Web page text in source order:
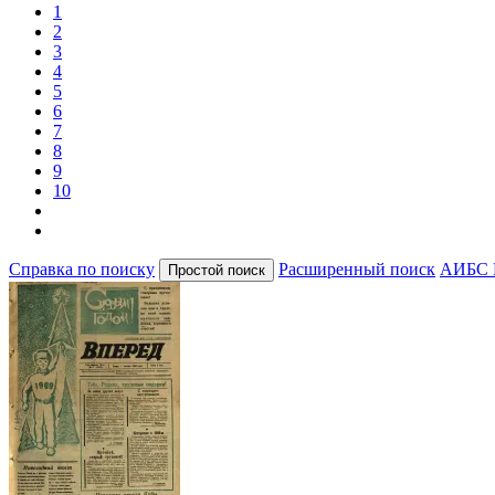
1
2
3
4
5
6
7
8
9
10
Справка по поиску Расширенный поиск АИБС